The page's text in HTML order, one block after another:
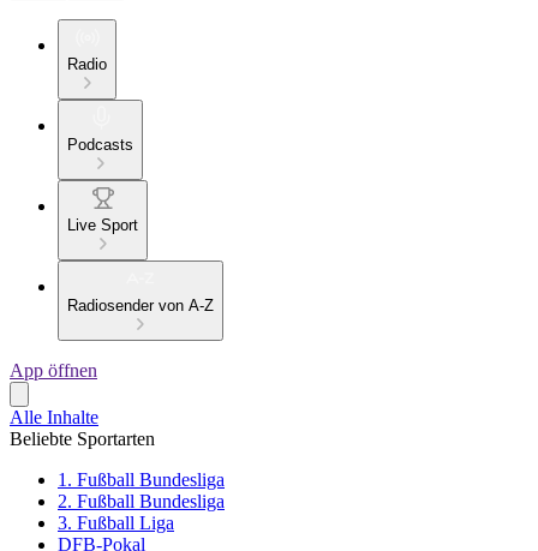
Radio
Podcasts
Live Sport
Radiosender von A-Z
App öffnen
Alle Inhalte
Beliebte Sportarten
1. Fußball Bundesliga
2. Fußball Bundesliga
3. Fußball Liga
DFB-Pokal